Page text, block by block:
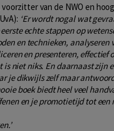
van de NWO en
‘Er wordt nogal wat
eerste echte stappen op
en technieken, analyseren
en presenteren, effectief
is niet niks. En daarnaast zijn
je dikwijls zelf maar
boek biedt heel veel
en je promotietijd tot een